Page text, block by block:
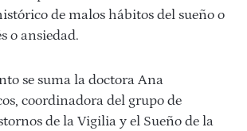
de malos hábitos del sueño o
o ansiedad.
se suma la doctora Ana
coordinadora del grupo de
de la Vigilia y el Sueño de la